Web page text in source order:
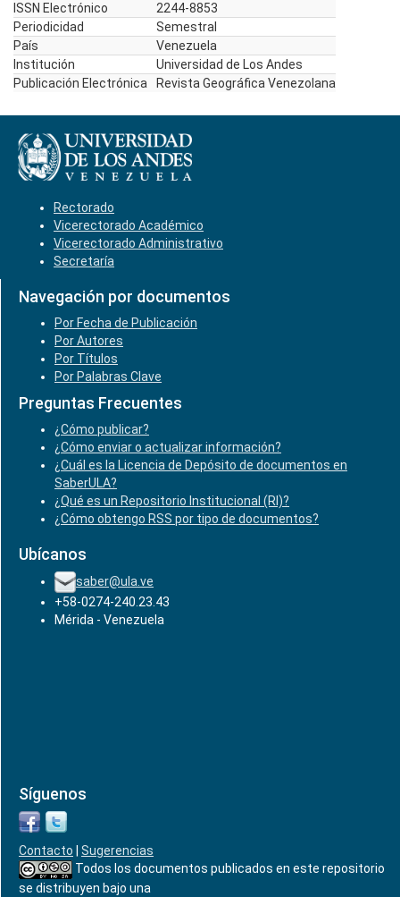
ISSN Electrónico
2244-8853
Periodicidad
Semestral
País
Venezuela
Institución
Universidad de Los Andes
Publicación Electrónica
Revista Geográfica Venezolana
Rectorado
Vicerectorado Académico
Vicerectorado Administrativo
Secretaría
Navegación por documentos
Por Fecha de Publicación
Por Autores
Por Títulos
Por Palabras Clave
Preguntas Frecuentes
¿Cómo publicar?
¿Cómo enviar o actualizar información?
¿Cuál es la Licencia de Depósito de documentos en
SaberULA?
¿Qué es un Repositorio Institucional (RI)?
¿Cómo obtengo RSS por tipo de documentos?
Ubícanos
saber@ula.ve
+58-0274-240.23.43
Mérida - Venezuela
Síguenos
Contacto
Sugerencias
Todos los documentos publicados en este repositorio
se distribuyen bajo una